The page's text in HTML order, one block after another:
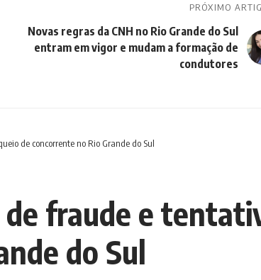
PRÓXIMO
Novas regras da CNH no Rio Grande do Sul
entram em vigor e mudam a formação de
condutores
de concorrente no Rio Grande do Sul
fraude e
do Sul